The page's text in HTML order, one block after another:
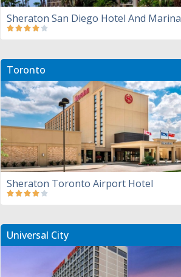
Sheraton San Diego Hotel And Marina
Toronto
Sheraton Toronto Airport Hotel
Universal City